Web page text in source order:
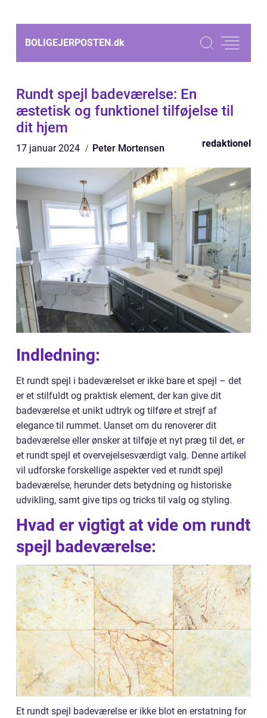
BOLIGEJERPOSTEN.dk
Rundt spejl badeværelse: En
æstetisk og funktionel tilføjelse til
dit hjem
17 januar 2024 Peter Mortensen redaktionel
Indledning:
Et rundt spejl i badeværelset er ikke bare et spejl – det
er et stilfuldt og praktisk element, der kan give dit
badeværelse et unikt udtryk og tilføre et strejf af
elegance til rummet. Uanset om du renoverer dit
badeværelse eller ønsker at tilføje et nyt præg til det, er
et rundt spejl et overvejelsesværdigt valg. Denne artikel
vil udforske forskellige aspekter ved et rundt spejl
badeværelse, herunder dets betydning og historiske
udvikling, samt give tips og tricks til valg og styling.
Hvad er vigtigt at vide om rundt
spejl badeværelse:
Et rundt spejl badeværelse er ikke blot en erstatning for